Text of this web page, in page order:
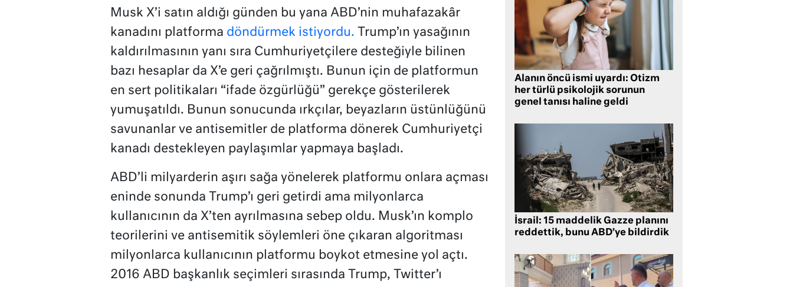
Musk X’i satın aldığı günden bu yana ABD’nin muhafazakâr
kanadını platforma döndürmek istiyordu. Trump’ın yasağının
kaldırılmasının yanı sıra Cumhuriyetçilere desteğiyle bilinen
bazı hesaplar da X’e geri çağrılmıştı. Bunun için de platformun
en sert politikaları “ifade özgürlüğü” gerekçe gösterilerek
yumuşatıldı. Bunun sonucunda ırkçılar, beyazların üstünlüğünü
savunanlar ve antisemitler de platforma dönerek Cumhuriyetçi
kanadı destekleyen paylaşımlar yapmaya başladı.
ABD’li milyarderin aşırı sağa yönelerek platformu onlara açması
eninde sonunda Trump’ı geri getirdi ama milyonlarca
kullanıcının da X’ten ayrılmasına sebep oldu. Musk’ın komplo
teorilerini ve antisemitik söylemleri öne çıkaran algoritması
milyonlarca kullanıcının platformu boykot etmesine yol açtı.
2016 ABD başkanlık seçimleri sırasında Trump, Twitter’ı
Alanın öncü ismi uyardı: Otizm
her türlü psikolojik sorunun
genel tanısı haline geldi
İsrail: 15 maddelik Gazze planını
reddettik, bunu ABD’ye bildirdik